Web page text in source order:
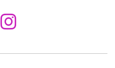
Aceder ao